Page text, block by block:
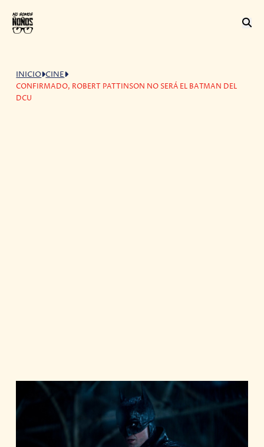
INICIO CINE
CONFIRMADO, ROBERT PATTINSON NO SERÁ EL BATMAN DEL
DCU